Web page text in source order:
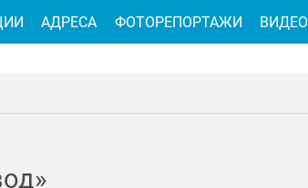
АДРЕСА ФОТОРЕПОРТАЖИ ВИДЕО